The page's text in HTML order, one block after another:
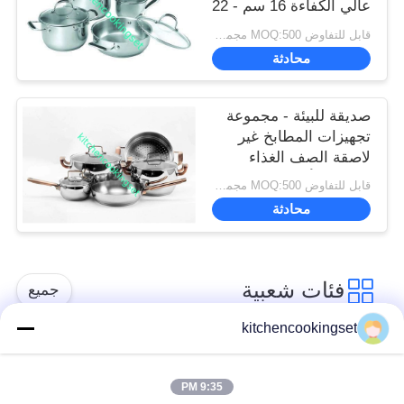
عالي الكفاءة 16 سم - 22
سم وعاء
قابل للتفاوض MOQ:500 مجموعة
محادثة
صديقة للبيئة - مجموعة
تجهيزات المطابخ غير
لاصقة الصف الغذاء
Ss410 الأداء المهني
قابل للتفاوض MOQ:500 مجموعة
محادثة
فئات شعبية جميع
طقم أواني طهي غير
kitchencookingset
9:35 PM